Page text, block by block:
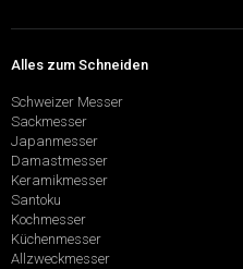
Alles zum Schneiden
Schweizer Messer
Sackmesser
Japanmesser
Damastmesser
Keramikmesser
Santoku
Kochmesser
Küchenmesser
Allzweckmesser